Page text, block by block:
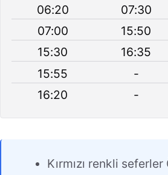
06:20
07:30
07:00
15:50
15:30
16:35
15:55
-
16:20
-
Kırmızı renkli